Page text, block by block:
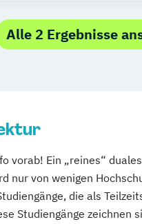
Business Management
Alle 2 Ergebnisse
vorab! Ein „reines“
nur von wenigen
die als
Studiengänge zeichnen